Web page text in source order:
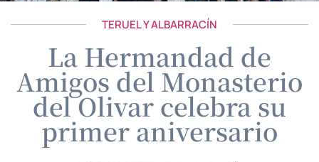
TERUEL Y ALBARRACÍN
La Hermandad de
Amigos del Monasterio
del Olivar celebra su
primer aniversario